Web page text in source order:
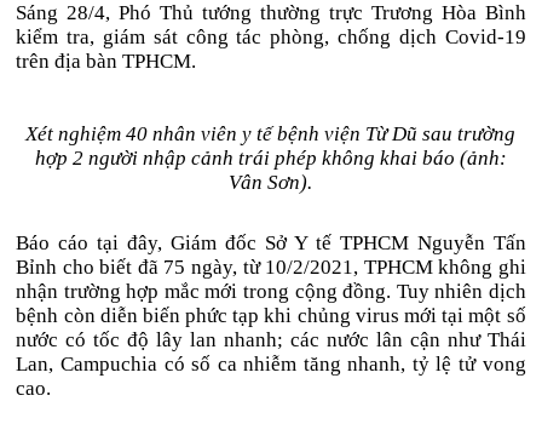
Sáng 28/4, Phó Thủ tướng thường trực Trương Hòa Bình
kiểm tra, giám sát công tác phòng, chống dịch Covid-19
trên địa bàn TPHCM.
Xét nghiệm 40 nhân viên y tế bệnh viện Từ Dũ sau trường
hợp 2 người nhập cảnh trái phép không khai báo (ảnh:
Vân Sơn).
Báo cáo tại đây, Giám đốc Sở Y tế TPHCM Nguyễn Tấn
Bỉnh cho biết đã 75 ngày, từ 10/2/2021, TPHCM không ghi
nhận trường hợp mắc mới trong cộng đồng. Tuy nhiên dịch
bệnh còn diễn biến phức tạp khi chủng virus mới tại một số
nước có tốc độ lây lan nhanh; các nước lân cận như Thái
Lan, Campuchia có số ca nhiễm tăng nhanh, tỷ lệ tử vong
cao.